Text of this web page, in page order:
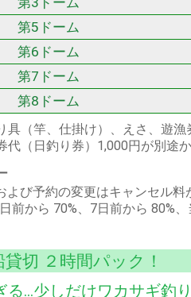
第5ドーム
第6ドーム
第7ドーム
第8ドーム
具（竿、仕掛け）、えさ、遊
代（日釣り券）1,000円が別途
よび予約の変更はキャンセル料
前から 70%、7日前から 80%
切 ２時間パック！
る...少しだけワカサギ釣